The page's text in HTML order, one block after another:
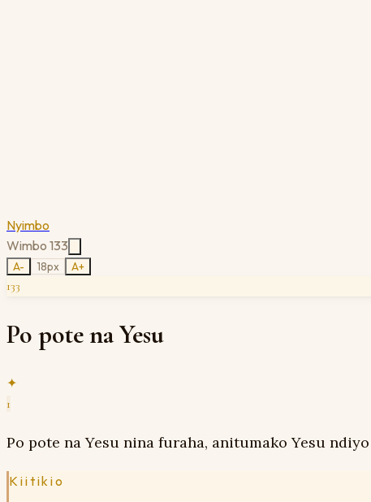
Nyimbo
Wimbo 133
A- 18px A+
133
Po pote na Yesu
✦
1
Po pote na Yesu nina furaha, anitumako Yesu
Kiitikio